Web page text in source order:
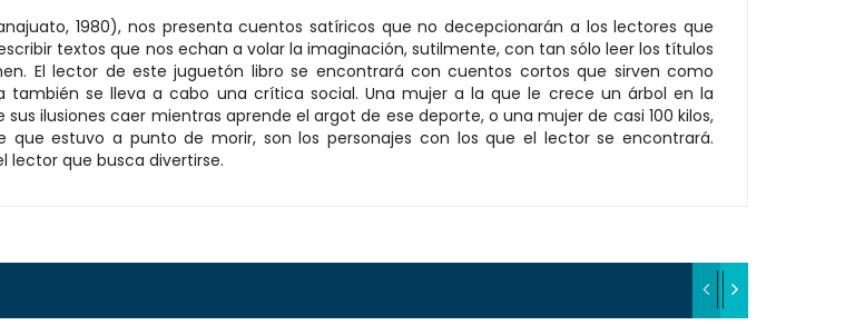
1980), nos presenta cuentos satíricos que no decepcionarán a los lectores que
textos que nos echan a volar la imaginación, sutilmente, con tan sólo leer los títulos
El lector de este juguetón libro se encontrará con cuentos cortos que sirven como
se lleva a cabo una crítica social. Una mujer a la que le crece un árbol en la
ilusiones caer mientras aprende el argot de ese deporte, o una mujer de casi 100 kilos,
estuvo a punto de morir, son los personajes con los que el lector se encontrará.
lector que busca divertirse.